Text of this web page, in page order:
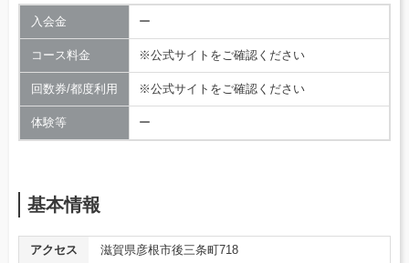
入会金 ー
コース料金 ※公式サイトをご確認ください
回数券/都度利用 ※公式サイトをご確認ください
体験等 ー
基本情報
アクセス
滋賀県彦根市後三条町718